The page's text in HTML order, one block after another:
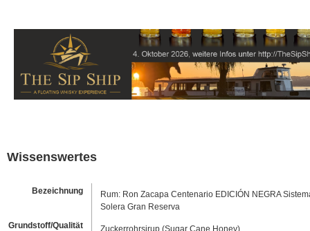
Wissenswertes
Bezeichnung
Rum: Ron Zacapa Centenario EDICIÓN NEGRA
Solera Gran Reserva
Grundstoff/Qualität